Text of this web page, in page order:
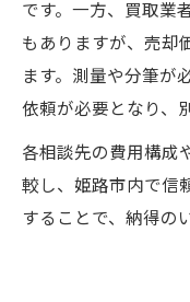
です。一方、買取業
もありますが、売却
ます。測量や分筆が
依頼が必要となり、
各相談先の費用構成
較し、姫路市内で信
することで、納得の